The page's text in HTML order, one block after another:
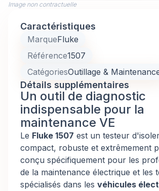
Image non contractuelle
Caractéristiques
MarqueFluke
Référence1507
CatégoriesOutillage &
Détails supplémentaires
Un outil de diagnostic
indispensable pour la
maintenance VE
Le Fluke 1507 est un testeur
compact, robuste et extrêmement
conçu spécifiquement pour les
de la maintenance électrique et les
spécialisés dans les véhicules